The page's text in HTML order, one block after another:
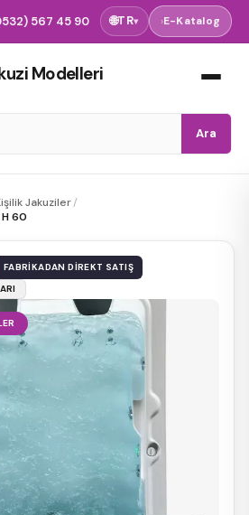
567 45 90 🌐TR▾ ›E-Katalog
Modelleri
Ara
Jakuziler/
60
FABRIKADAN DIREKT SATIŞ